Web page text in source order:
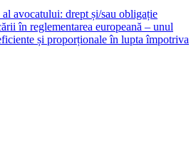
avocatului: drept și/sau obligație
în reglementarea europeană – unul
și proporționale în lupta împotriva